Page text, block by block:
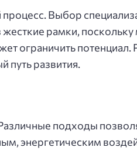
Выбор
жесткие рамки, поскольку
ограничить
путь развития.
подходы
энергетическим